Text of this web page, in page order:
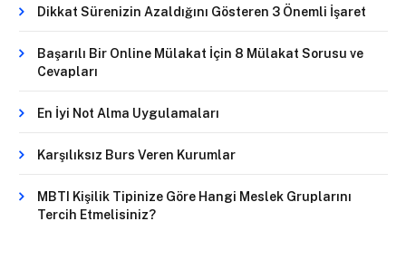
Dikkat Sürenizin Azaldığını Gösteren 3 Önemli İşaret
Başarılı Bir Online Mülakat İçin 8 Mülakat Sorusu ve
Cevapları
En İyi Not Alma Uygulamaları
Karşılıksız Burs Veren Kurumlar
MBTI Kişilik Tipinize Göre Hangi Meslek Gruplarını
Tercih Etmelisiniz?